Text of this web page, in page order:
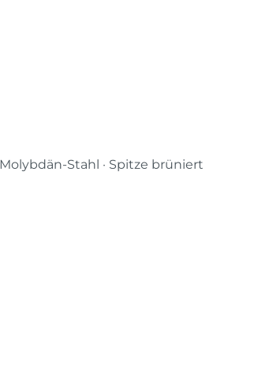
Stahl · Spitze brüniert